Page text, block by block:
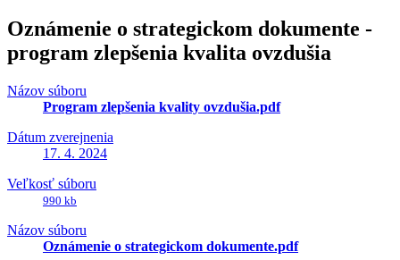
Oznámenie o strategickom dokumente -
program zlepšenia kvalita ovzdušia
Názov súboru
Program zlepšenia kvality ovzdušia.pdf
Dátum zverejnenia
17. 4. 2024
Veľkosť súboru
990 kb
Názov súboru
Oznámenie o strategickom dokumente.pdf